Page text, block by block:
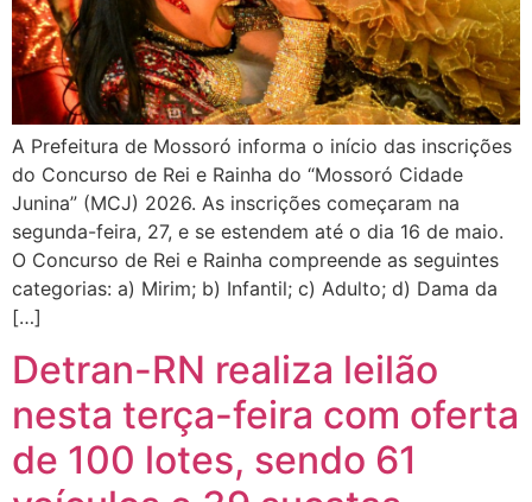
A Prefeitura de Mossoró informa o início das inscrições
do Concurso de Rei e Rainha do “Mossoró Cidade
Junina” (MCJ) 2026. As inscrições começaram na
segunda-feira, 27, e se estendem até o dia 16 de maio.
O Concurso de Rei e Rainha compreende as seguintes
categorias: a) Mirim; b) Infantil; c) Adulto; d) Dama da
[…]
Detran-RN realiza leilão
nesta terça-feira com oferta
de 100 lotes, sendo 61